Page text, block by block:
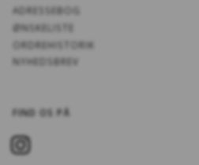
ADRESSEBOG
ØNSKELISTE
ORDREHISTORIK
NYHEDSBREV
FIND OS PÅ